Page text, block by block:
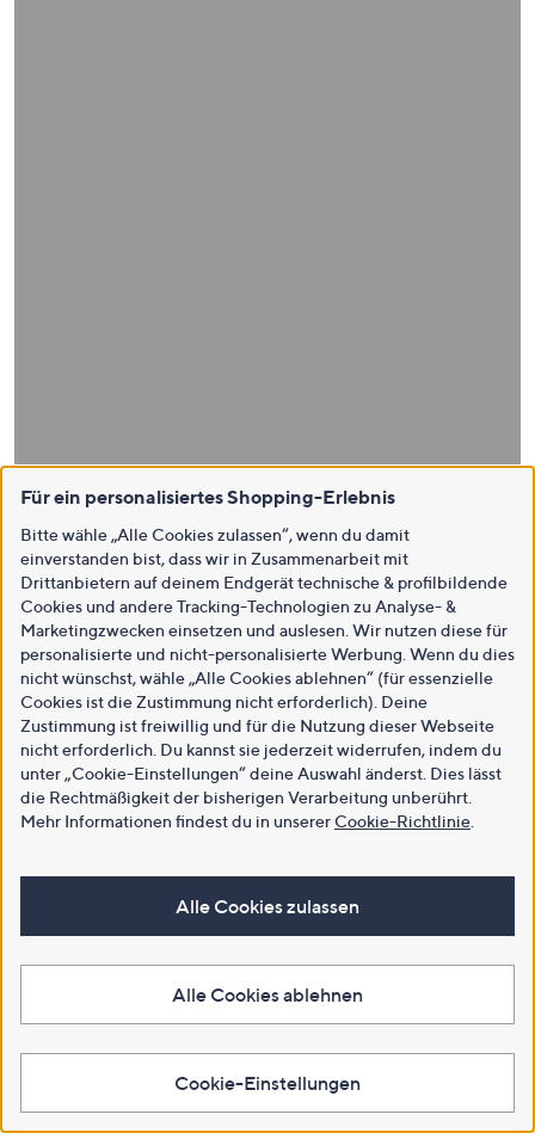
Für ein personalisiertes Shopping-Erlebnis
Bitte wähle „Alle Cookies zulassen“, wenn du damit
einverstanden bist, dass wir in Zusammenarbeit mit
Drittanbietern auf deinem Endgerät technische & profilbildende
Cookies und andere Tracking-Technologien zu Analyse- &
Marketingzwecken einsetzen und auslesen. Wir nutzen diese für
personalisierte und nicht-personalisierte Werbung. Wenn du dies
nicht wünschst, wähle „Alle Cookies ablehnen“ (für essenzielle
Cookies ist die Zustimmung nicht erforderlich). Deine
Zustimmung ist freiwillig und für die Nutzung dieser Webseite
nicht erforderlich. Du kannst sie jederzeit widerrufen, indem du
unter „Cookie-Einstellungen“ deine Auswahl änderst. Dies lässt
die Rechtmäßigkeit der bisherigen Verarbeitung unberührt.
Mehr Informationen findest du in unsererCookie-Richtlinie
Alle Cookies zulassen
Alle Cookies ablehnen
Cookie-Einstellungen